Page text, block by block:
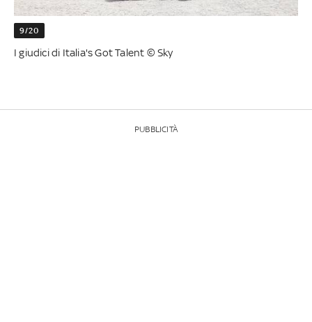
9/20
I giudici di Italia's Got Talent © Sky
PUBBLICITÀ